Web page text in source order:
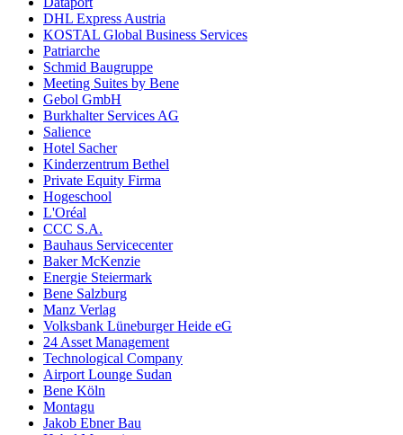
DHL Express Austria
KOSTAL Global Business Services
Patriarche
Schmid Baugruppe
Meeting Suites by Bene
Gebol GmbH
Burkhalter Services AG
Salience
Hotel Sacher
Kinderzentrum Bethel
Private Equity Firma
Hogeschool
L'Oréal
CCC S.A.
Bauhaus Servicecenter
Baker McKenzie
Energie Steiermark
Bene Salzburg
Manz Verlag
Volksbank Lüneburger Heide eG
24 Asset Management
Technological Company
Airport Lounge Sudan
Bene Köln
Montagu
Jakob Ebner Bau